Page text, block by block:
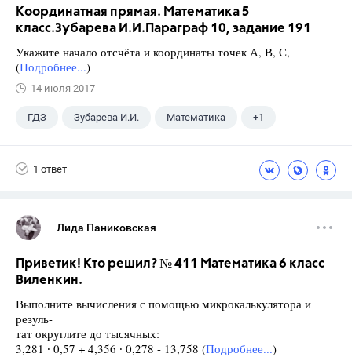
Координатная прямая. Математика 5
класс.Зубарева И.И.Параграф 10, задание 191
Укажите начало отсчёта и координаты точек А, В, С,
(Подробнее...)
14 июля 2017
ГДЗ Зубарева И.И. Математика +1
1 ответ
Лида Паниковская
Приветик! Кто решил? № 411 Математика 6 класс
Виленкин.
Выполните вычисления с помощью микрокалькулятора и
резуль-
тат округлите до тысячных:
3,281 ∙ 0,57 + 4,356 ∙ 0,278 - 13,758 (Подробнее...)